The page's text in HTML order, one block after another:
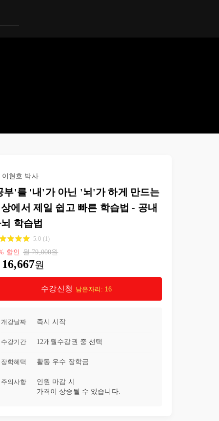
24강
31강
이현호 박사
부'를 '내'가 아닌 '뇌'가 하게 만드는
에서 제일 쉽고 빠른 학습법 - 공내
학습법
5.0 (1)
할인 월79,000원
16,667원
수강신청 남은자리: 16
개강날짜 즉시 시작
수강기간 12개월 수강권 중 선택
장학혜택 활동 우수 장학금
주의사항
인원 마감 시
가격이 상승될 수 있습니다.